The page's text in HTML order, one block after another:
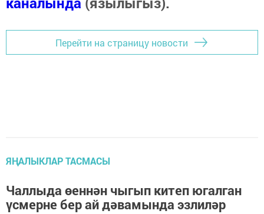
Перейти на страницу новости
ЯҢАЛЫКЛАР ТАСМАСЫ
Чаллыда өеннән чыгып китеп югалган
үсмерне бер ай дәвамында эзлиләр